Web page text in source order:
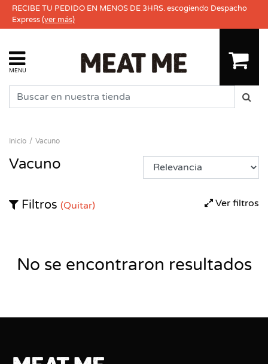
RECIBE TU PEDIDO EN MENOS DE 3HRS. escogiendo Despacho
Express(ver más)
MENU
Inicio Vacuno
Vacuno
Ver filtros
Filtros (Quitar)
No se encontraron resultados